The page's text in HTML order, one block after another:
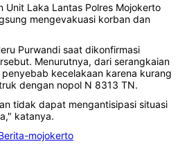
Unit Laka Lantas Polres Mojokerto
mengevakuasi korban dan
Purwandi saat dikonfirmasi
Menurutnya, dari serangkaian
kecelakaan karena kurang
dengan nopol N 8313 TN.
tidak dapat mengantisipasi situasi
katanya.
mojokerto